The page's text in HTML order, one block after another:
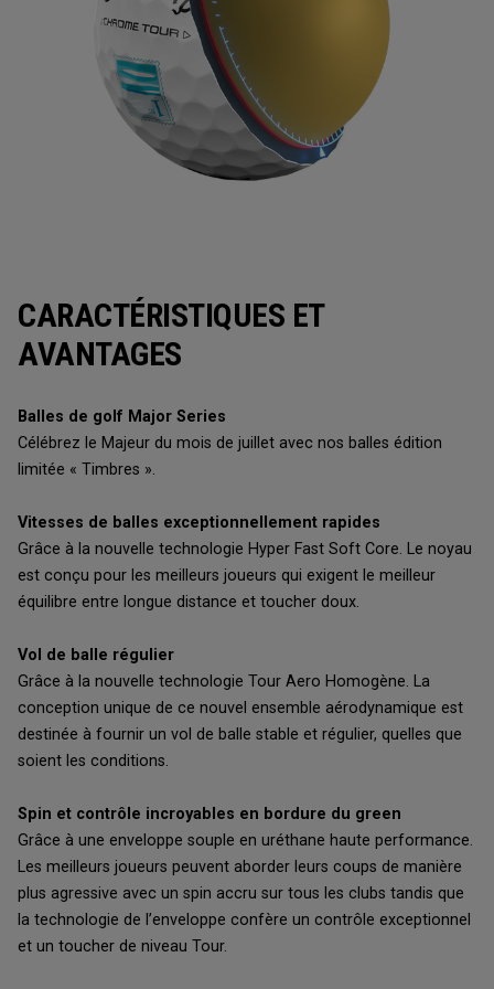
CARACTÉRISTIQUES ET
AVANTAGES
Balles de golf Major Series
Célébrez le Majeur du mois de juillet avec nos balles édition
limitée « Timbres ».
Vitesses de balles exceptionnellement rapides
Grâce à la nouvelle technologie Hyper Fast Soft Core. Le noyau
est conçu pour les meilleurs joueurs qui exigent le meilleur
équilibre entre longue distance et toucher doux.
Vol de balle régulier
Grâce à la nouvelle technologie Tour Aero Homogène. La
conception unique de ce nouvel ensemble aérodynamique est
destinée à fournir un vol de balle stable et régulier, quelles que
soient les conditions.
Spin et contrôle incroyables en bordure du green
Grâce à une enveloppe souple en uréthane haute performance.
Les meilleurs joueurs peuvent aborder leurs coups de manière
plus agressive avec un spin accru sur tous les clubs tandis que
la technologie de l’enveloppe confère un contrôle exceptionnel
et un toucher de niveau Tour.